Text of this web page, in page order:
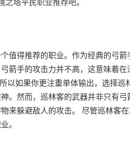
值得推荐的职业。作为经典的弓
箭手的攻击力并不高，这意味着
以如果你更注重单体输出，选择
。然而，巡林客的武器并非只有
来躲避敌人的攻击。 尽管巡林客
。